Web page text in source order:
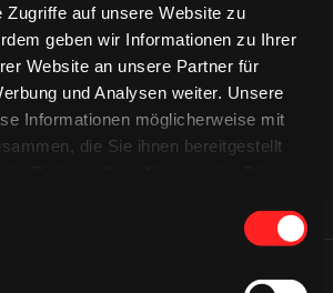
Zugriffe auf unsere Website zu
geben wir Informationen zu Ihrer
Website an unsere Partner für
und Analysen weiter. Unsere
Informationen möglicherweise mit
die Sie ihnen bereitgestellt
& CO
& CO
& CO